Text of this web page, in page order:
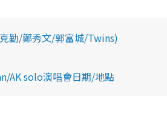
勤/鄭秀文/郭富城/Twins)
AK solo演唱會日期/地點